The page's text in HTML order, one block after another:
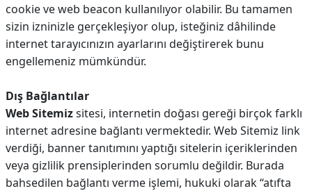
cookie ve web beacon kullanılıyor olabilir. Bu tamamen
sizin izninizle gerçekleşiyor olup, isteğiniz dâhilinde
internet tarayıcınızın ayarlarını değiştirerek bunu
engellemeniz mümkündür.
Dış Bağlantılar
Web Sitemizsitesi, internetin doğası gereği birçok farklı
internet adresine bağlantı vermektedir. Web Sitemiz link
verdiği, banner tanıtımını yaptığı sitelerin içeriklerinden
veya gizlilik prensiplerinden sorumlu değildir. Burada
bahsedilen bağlantı verme işlemi, hukuki olarak “atıfta